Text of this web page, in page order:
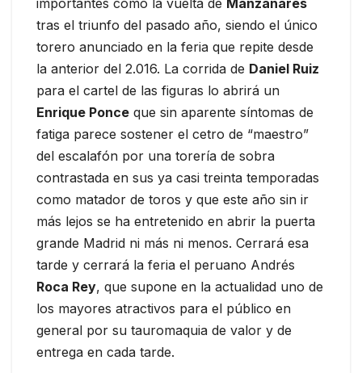
tras el triunfo del pasado año, siendo el único
torero anunciado en la feria que repite desde
la anterior del 2.016. La corrida de Daniel Ruiz
para el cartel de las figuras lo abrirá un
Enrique Ponce que sin aparente síntomas de
fatiga parece sostener el cetro de “maestro”
del escalafón por una torería de sobra
contrastada en sus ya casi treinta temporadas
como matador de toros y que este año sin ir
más lejos se ha entretenido en abrir la puerta
grande Madrid ni más ni menos. Cerrará esa
tarde y cerrará la feria el peruano Andrés
Roca Rey, que supone en la actualidad uno de
los mayores atractivos para el público en
general por su tauromaquia de valor y de
entrega en cada tarde.